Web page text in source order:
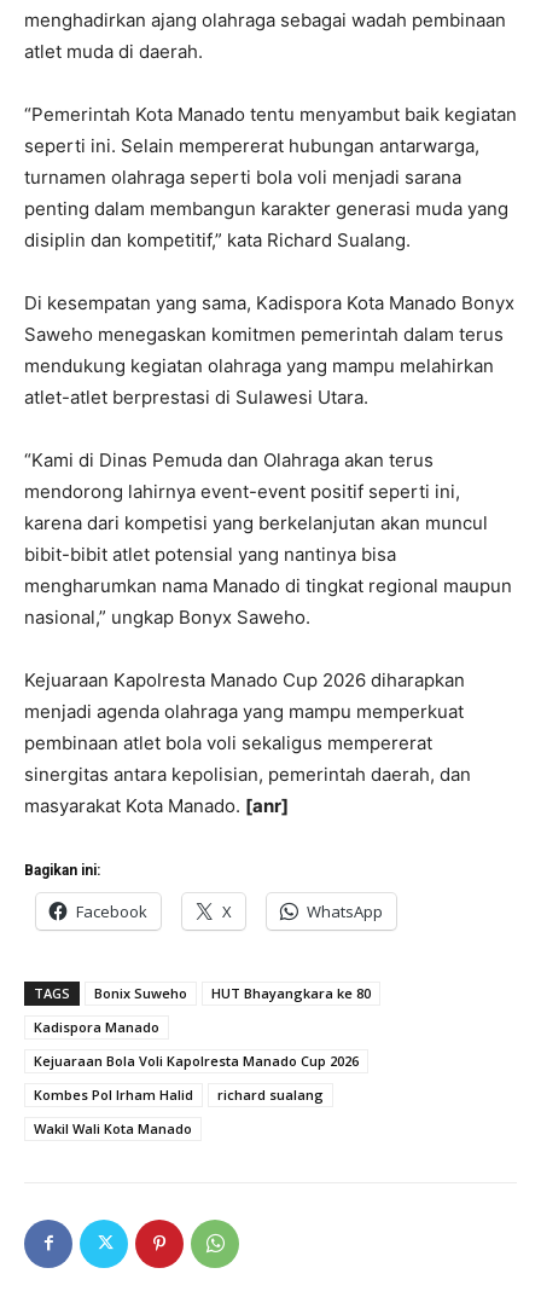
menghadirkan ajang olahraga sebagai wadah pembinaan
atlet muda di daerah.
“Pemerintah Kota Manado tentu menyambut baik kegiatan
seperti ini. Selain mempererat hubungan antarwarga,
turnamen olahraga seperti bola voli menjadi sarana
penting dalam membangun karakter generasi muda yang
disiplin dan kompetitif,” kata Richard Sualang.
Di kesempatan yang sama, Kadispora Kota Manado Bonyx
Saweho menegaskan komitmen pemerintah dalam terus
mendukung kegiatan olahraga yang mampu melahirkan
atlet-atlet berprestasi di Sulawesi Utara.
“Kami di Dinas Pemuda dan Olahraga akan terus
mendorong lahirnya event-event positif seperti ini,
karena dari kompetisi yang berkelanjutan akan muncul
bibit-bibit atlet potensial yang nantinya bisa
mengharumkan nama Manado di tingkat regional maupun
nasional,” ungkap Bonyx Saweho.
Kejuaraan Kapolresta Manado Cup 2026 diharapkan
menjadi agenda olahraga yang mampu memperkuat
pembinaan atlet bola voli sekaligus mempererat
sinergitas antara kepolisian, pemerintah daerah, dan
masyarakat Kota Manado. [anr]
Bagikan ini:
Facebook X WhatsApp
TAGS Bonix Suweho
HUT Bhayangkara ke 80
Kadispora Manado
Kejuaraan Bola Voli Kapolresta Manado Cup 2026
Kombes Pol Irham Halid
richard sualang
Wakil Wali Kota Manado